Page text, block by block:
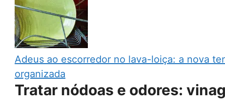
Adeus ao escorredor no lava-loiça: a nova
organizada
Tratar nódoas e odores: